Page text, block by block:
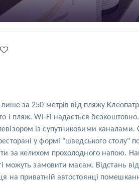
за 250 метрів від пляжу
і пляж. Wi-Fi надається
із супутниковими
у формі "шведського столу"
за келихом прохолодного напою.
можуть замовити масаж. Відстань
на приватній автостоянці